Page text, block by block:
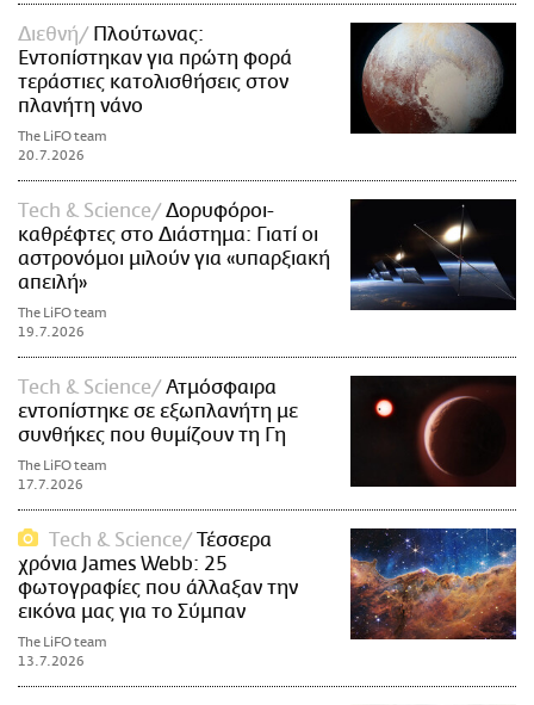
Διεθνή
Πλούτωνας:
Εντοπίστηκαν για πρώτη φορά
τεράστιες κατολισθήσεις στον
πλανήτη νάνο
The LiFO team
20.7.2026
Τech & Science
Δορυφόροι-
καθρέφτες στο Διάστημα: Γιατί οι
αστρονόμοι μιλούν για «υπαρξιακή
απειλή»
The LiFO team
19.7.2026
Τech & Science
Ατμόσφαιρα
εντοπίστηκε σε εξωπλανήτη με
συνθήκες που θυμίζουν τη Γη
The LiFO team
17.7.2026
Τech & Science
Τέσσερα
χρόνια James Webb: 25
φωτογραφίες που άλλαξαν την
εικόνα μας για το Σύμπαν
The LiFO team
13.7.2026